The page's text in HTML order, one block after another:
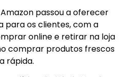
passou a oferecer
para os clientes, com a
online e retirar na loja
comprar produtos frescos
rápida.